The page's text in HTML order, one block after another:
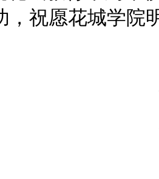
，祝愿花城学院